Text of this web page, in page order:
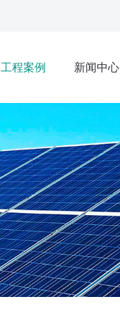
工程案例 新闻中心